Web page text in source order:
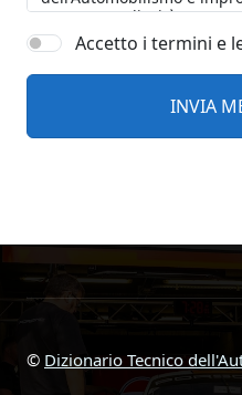
Accetto i termini e
© Dizionario Tecnico